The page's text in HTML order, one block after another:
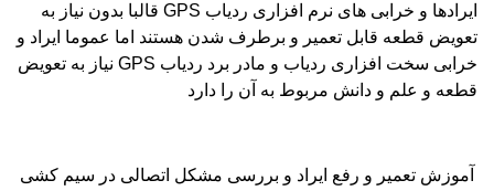
ایرادها و خرابی های نرم افزاری ردیاب GPS قالبا بدون نیاز به
تعویض قطعه قابل تعمیر و برطرف شدن هستند اما عموما ایراد و
خرابی سخت افزاری ردیاب و مادر برد ردیاب GPS نیاز به تعویض
قطعه و علم و دانش مربوط به آن را دارد
آموزش تعمیر و رفع ایراد و بررسی مشکل اتصالی در سیم کشی